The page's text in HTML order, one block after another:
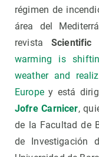
régimen de
área del
revista Scientific
warming is
weather and
Europey está
Jofre Carnicer,
de la Facultad de
de Investigación